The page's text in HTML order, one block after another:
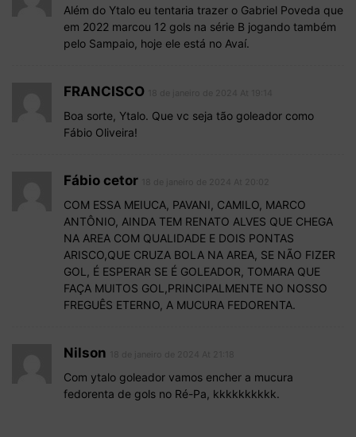
Além do Ytalo eu tentaria trazer o Gabriel Poveda que
em 2022 marcou 12 gols na série B jogando também
pelo Sampaio, hoje ele está no Avaí.
FRANCISCO
Boa sorte, Ytalo. Que vc seja tão goleador como
Fábio Oliveira!
Fábio cetor
COM ESSA MEIUCA, PAVANI, CAMILO, MARCO
ANTÔNIO, AINDA TEM RENATO ALVES QUE CHEGA
NA AREA COM QUALIDADE E DOIS PONTAS
ARISCO,QUE CRUZA BOLA NA AREA, SE NÃO FIZER
GOL, É ESPERAR SE É GOLEADOR, TOMARA QUE
FAÇA MUITOS GOL,PRINCIPALMENTE NO NOSSO
FREGUÊS ETERNO, A MUCURA FEDORENTA.
Nilson
Com ytalo goleador vamos encher a mucura
fedorenta de gols no Ré-Pa, kkkkkkkkkk.